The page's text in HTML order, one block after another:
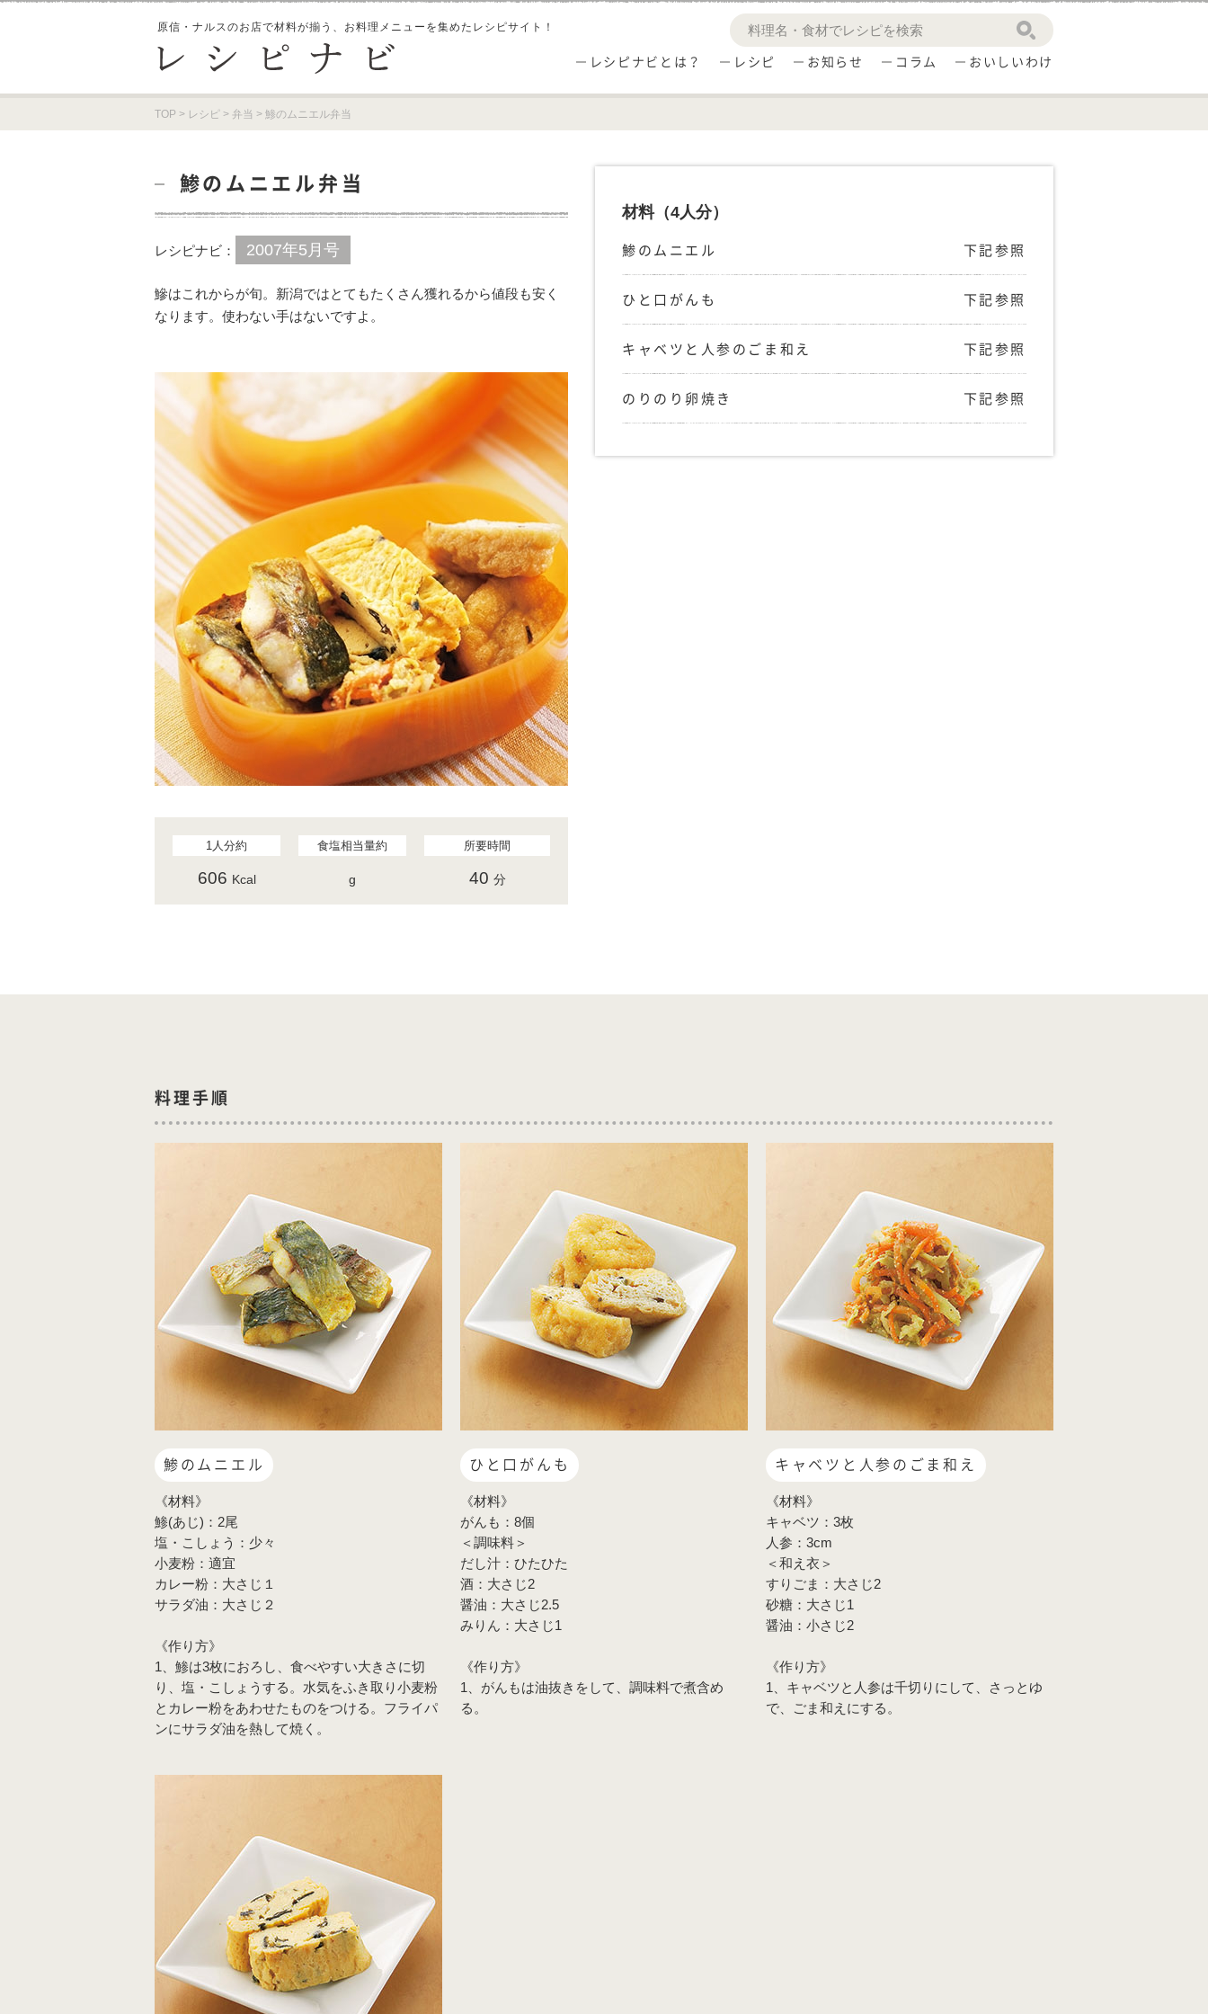
原信・ナルスのお店で材料が揃う、 お料理メニューを集めたレシピサイト！
レシピナビとは？ レシピ お知らせ コラム おいしいわけ
TOP > レシピ > 弁当 > 鯵のムニエル弁当
鯵のムニエル弁当
レシピナビ： 2007年5月号
鰺はこれからが旬。新潟ではとてもたくさん獲れるから値段も安く
なります。使わない手はないですよ。
1人分約
606 Kcal
食塩相当量約
g
所要時間
40 分
材料（4人分）
鯵のムニエル 下記参照
ひと口がんも 下記参照
キャベツと人参のごま和え 下記参照
のりのり卵焼き 下記参照
料理手順
鯵のムニエル
《材料》
鯵(あじ)：2尾
塩・こしょう：少々
小麦粉：適宜
カレー粉：大さじ１
サラダ油：大さじ２
《作り方》
1、鯵は3枚におろし、食べやすい大きさに切
り、塩・こしょうする。水気をふき取り小麦粉
とカレー粉をあわせたものをつける。フライパ
ンにサラダ油を熱して焼く。
ひと口がんも
《材料》
がんも：8個
＜調味料＞
だし汁：ひたひた
酒：大さじ2
醤油：大さじ2.5
みりん：大さじ1
《作り方》
1、がんもは油抜きをして、調味料で煮含め
る。
キャベツと人参のごま和え
《材料》
キャベツ：3枚
人参：3cm
＜和え衣＞
すりごま：大さじ2
砂糖：大さじ1
醤油：小さじ2
《作り方》
1、キャベツと人参は千切りにして、さっとゆ
で、ごま和えにする。